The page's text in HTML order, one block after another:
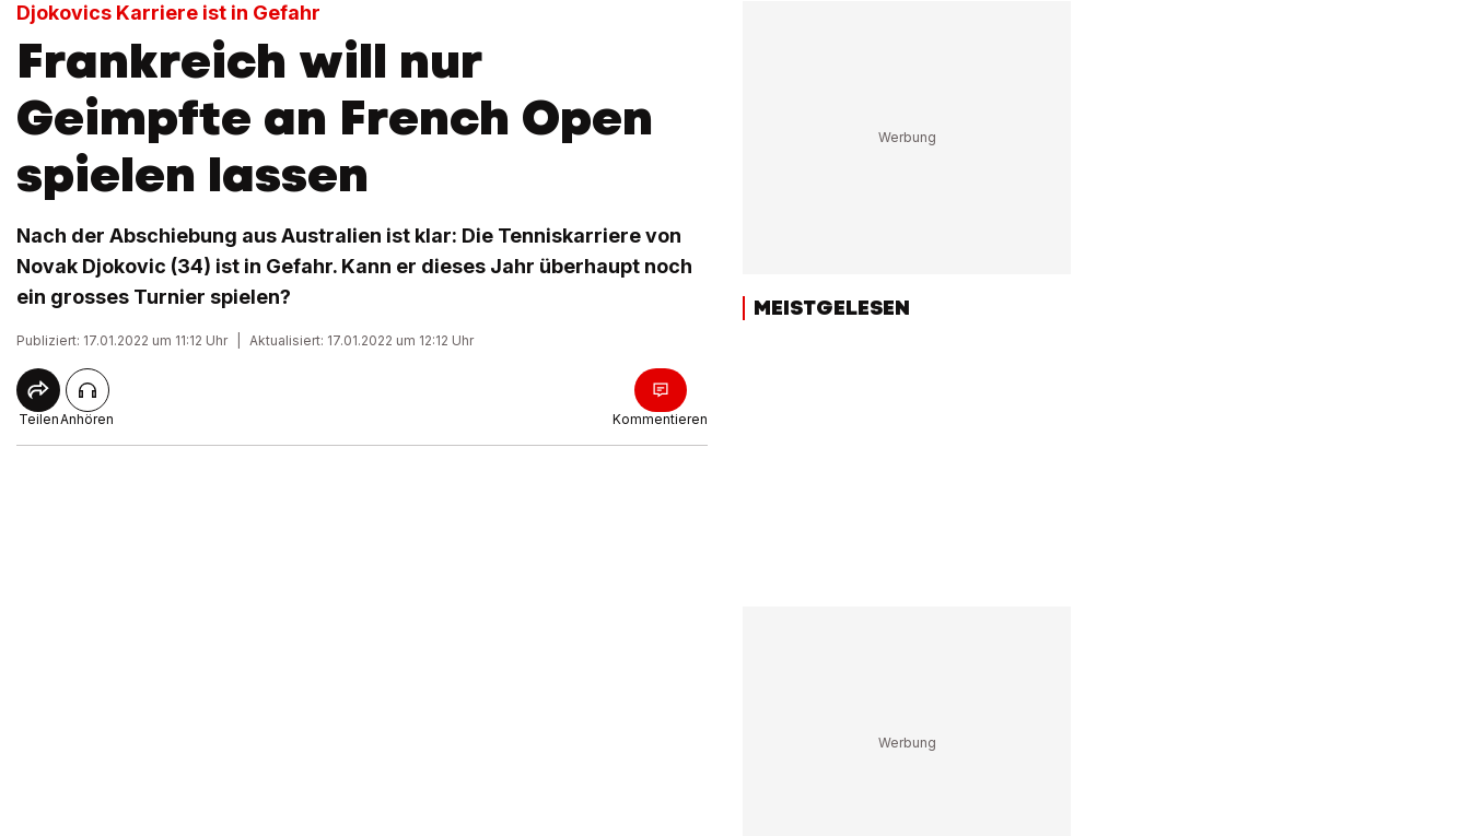
Djokovics Karriere ist in Gefahr
Frankreich will nur
Geimpfte an French Open
spielen lassen
Nach der Abschiebung aus Australien ist klar: Die Tenniskarriere von
Novak Djokovic (34) ist in Gefahr. Kann er dieses Jahr überhaupt noch
ein grosses Turnier spielen?
Publiziert: 17.01.2022 um 11:12 Uhr Aktualisiert: 17.01.2022 um 12:12 Uhr
TeilenAnhören Kommentieren
MEISTGELESEN